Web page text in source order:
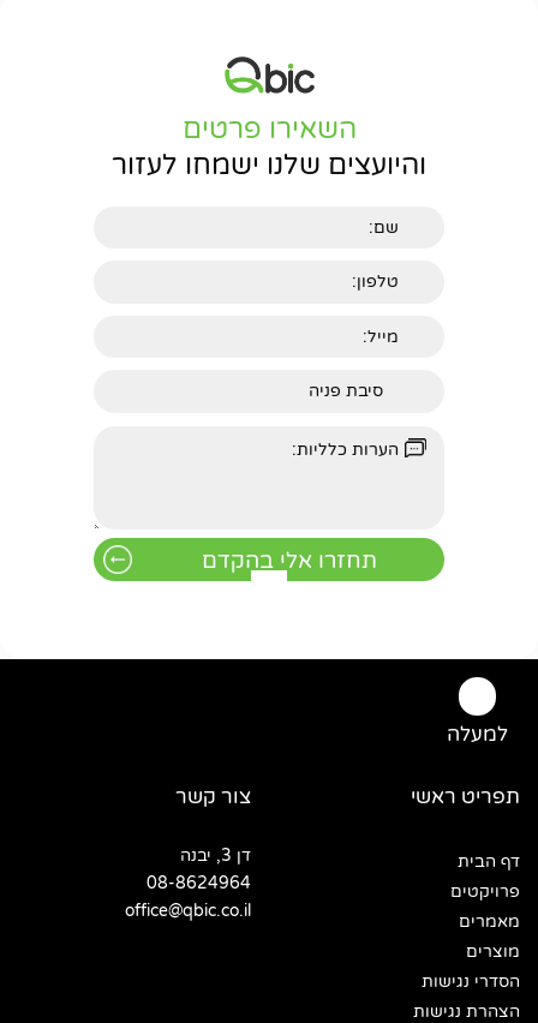
השאירו פרטים
והיועצים שלנו ישמחו לעזור
למעלה
תפריט ראשי
דף הבית
פרויקטים
מאמרים
מוצרים
הסדרי נגישות
הצהרת נגישות
צור קשר
דן 3, יבנה
08-8624964
office@qbic.co.il